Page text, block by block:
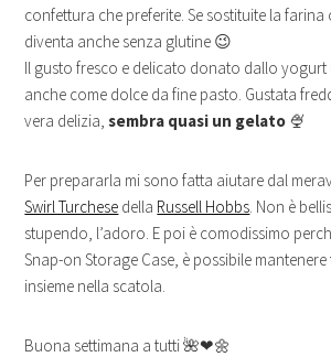
confettura che preferite. Se sostituite la farina
diventa anche senza glutine 😉
Il gusto fresco e delicato donato dallo yogurt
anche come dolce da fine pasto. Gustata
vera delizia,sembra quasi un gelato 🍨
Per prepararla mi sono fatta aiutare dal
Swirl Turchese della Russell Hobbs. Non è
stupendo, l’adoro. E poi è comodissimo
Snap-on Storage Case, è possibile
insieme nella scatola.
Buona settimana a tutti 🌺❤🌼